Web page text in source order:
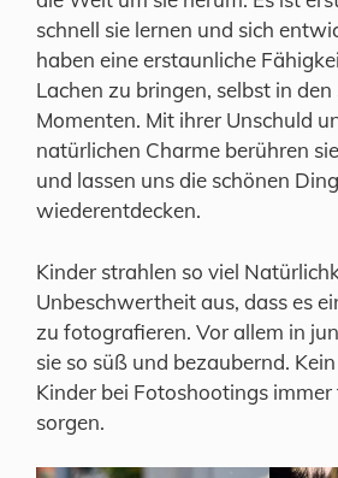
schnell sie lernen und sich
haben eine erstaunliche
Lachen zu bringen, selbst in
Momenten. Mit ihrer Unschuld
natürlichen Charme berühren
und lassen uns die schönen
wiederentdecken.
Kinder strahlen so viel
Unbeschwertheit aus, dass es
zu fotografieren. Vor allem in
sie so süß und bezaubernd.
Kinder bei Fotoshootings
sorgen.